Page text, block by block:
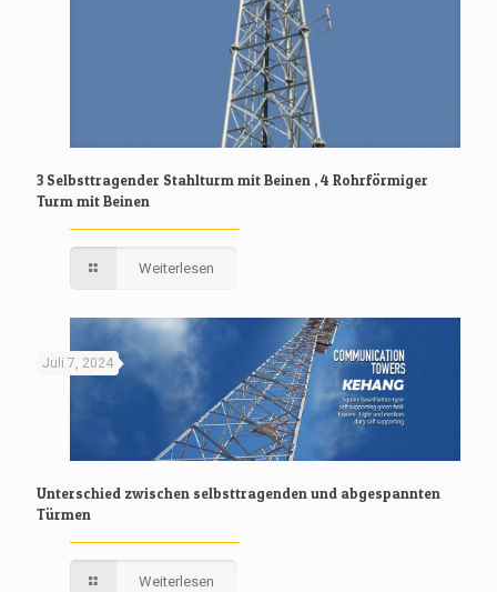
3 Selbsttragender Stahlturm mit Beinen , 4 Rohrförmiger
Turm mit Beinen
Weiterlesen
Juli 7, 2024
Unterschied zwischen selbsttragenden und abgespannten
Türmen
Weiterlesen